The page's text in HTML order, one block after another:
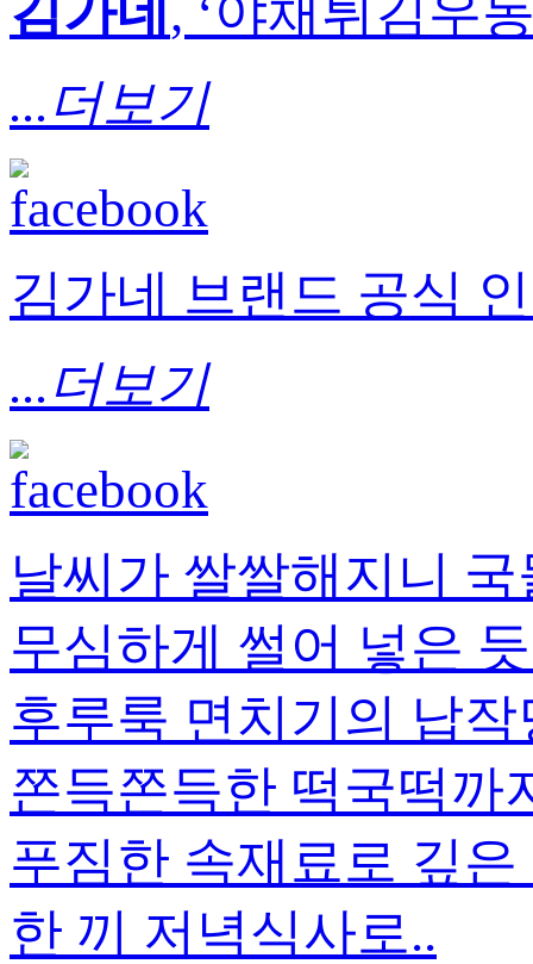
김가네 , ‘야채튀김우
...더보기
김가네 브랜드 공식
...더보기
날씨가 쌀쌀해지니
무심하게 썰어 넣은
후루룩 면치기의 납
쫀득쫀득한 떡국떡까
푸짐한 속재료로 깊
한 끼 저녁식사로..